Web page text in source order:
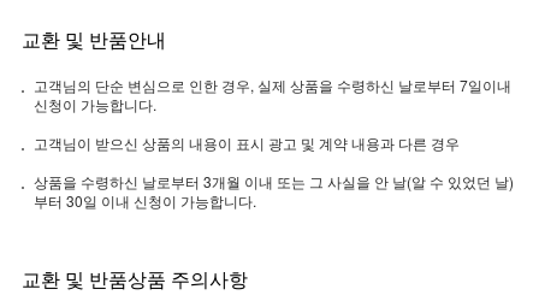
교환 및 반품안내
고객님의 단순 변심으로 인한 경우, 실제 상품을 수령하신 날로부터 7일이내
신청이 가능합니다.
고객님이 받으신 상품의 내용이 표시 광고 및 계약 내용과 다른 경우
상품을 수령하신 날로부터 3개월 이내 또는 그 사실을 안 날(알 수 있었던 날)
부터 30일 이내 신청이 가능합니다.
교환 및 반품상품 주의사항